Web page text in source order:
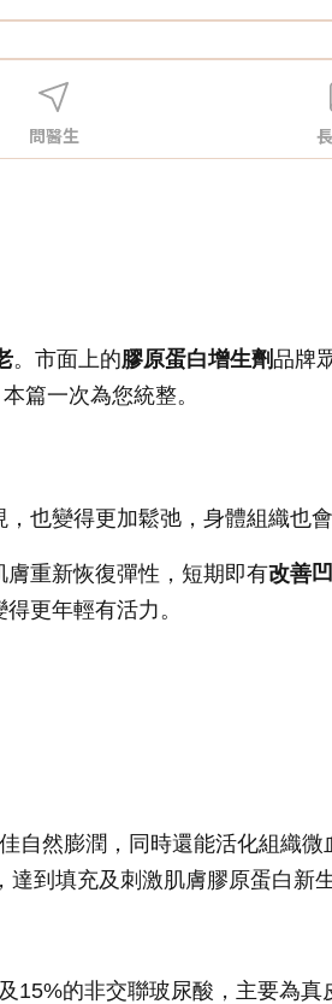
問醫生
。市面上的膠原蛋白增生劑 品牌
篇一次為您統整。
也變得更加鬆弛，身體組織也會
重新恢復彈性，短期即有改善
更年輕有活力。
自然膨潤，同時還能活化組織微
到填充及刺激肌膚膠原蛋白新
15%的非交聯玻尿酸，主要為真